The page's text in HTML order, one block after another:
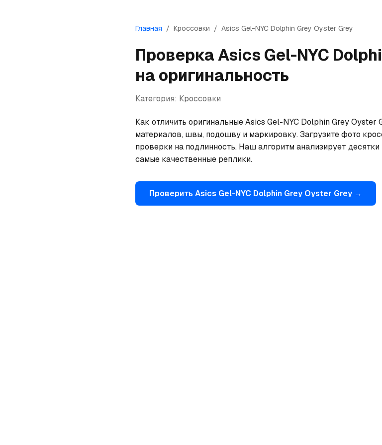
Главная / Кроссовки / Asics Gel-NYC Dolphin Grey Oyster Grey
ПроверкаAsics Gel-NYC
на оригинальность
Категория: Кроссовки
Как отличить оригинальные Asics Gel-NYC Dolphin Grey
материалов, швы, подошву и маркировку. Загрузите фото
проверки на подлинность. Наш алгоритм анализирует
самые качественные реплики.
Проверить Asics Gel-NYC Dolphin Grey Oyster Grey →